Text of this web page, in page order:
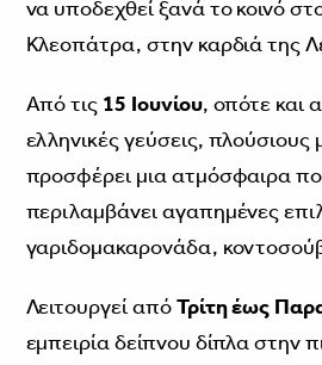
να υποδεχθεί ξανά το κοινό
Κλεοπάτρα, στην καρδιά της
Από τις 15 Ιουνίου, οπότε και
ελληνικές γεύσεις,
προσφέρει μια ατμόσφαιρα
περιλαμβάνει αγαπημένες
γαριδομακαρονάδα,
Λειτουργεί απόΤρίτη έως
εμπειρία δείπνου δίπλα στην